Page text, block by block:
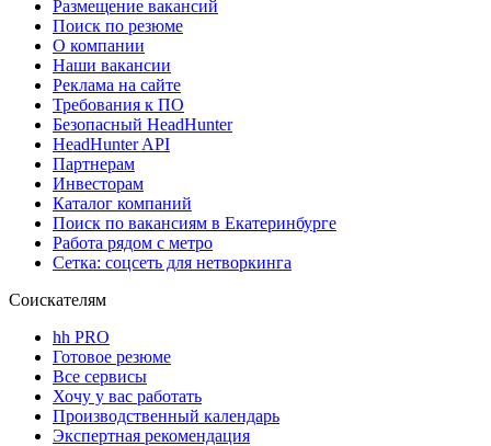
Размещение вакансий
Поиск по резюме
О компании
Наши вакансии
Реклама на сайте
Требования к ПО
Безопасный HeadHunter
HeadHunter API
Партнерам
Инвесторам
Каталог компаний
Поиск по вакансиям в Екатеринбурге
Работа рядом с метро
Сетка: соцсеть для нетворкинга
Соискателям
hh PRO
Готовое резюме
Все сервисы
Хочу у вас работать
Производственный календарь
Экспертная рекомендация